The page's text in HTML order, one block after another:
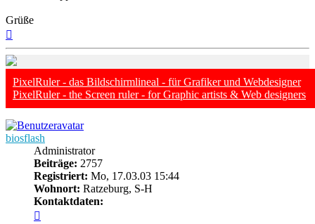
Grüße
PixelRuler - das Bildschirmlineal - für Grafiker und Webdesigner
PixelRuler - the Screen ruler - for Graphic artists & Web designers
biosflash
Administrator
Beiträge: 2757
Registriert: Mo, 17.03.03 15:44
Wohnort: Ratzeburg, S-H
Kontaktdaten: